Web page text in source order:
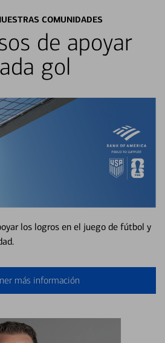
COMUNIDADES
de apoyar
gol
los logros en el juego de fútbol y
más información